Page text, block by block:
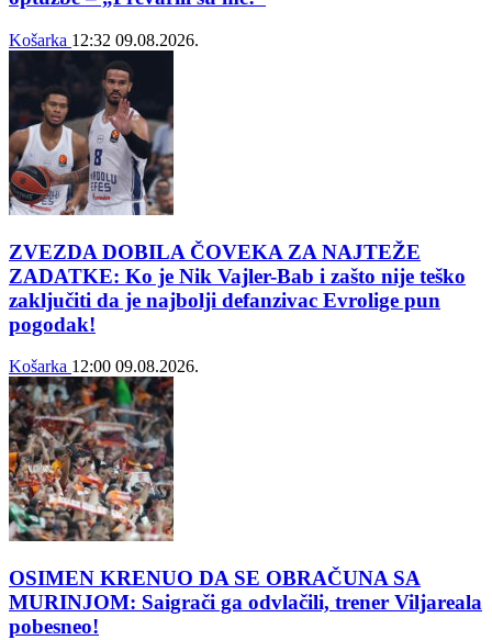
Košarka 12:32 09.08.2026.
ZVEZDA DOBILA ČOVEKA ZA NAJTEŽE
ZADATKE: Ko je Nik Vajler-Bab i zašto nije teško
zaključiti da je najbolji defanzivac Evrolige pun
pogodak!
Košarka 12:00 09.08.2026.
OSIMEN KRENUO DA SE OBRAČUNA SA
MURINJOM: Saigrači ga odvlačili, trener Viljareala
pobesneo!